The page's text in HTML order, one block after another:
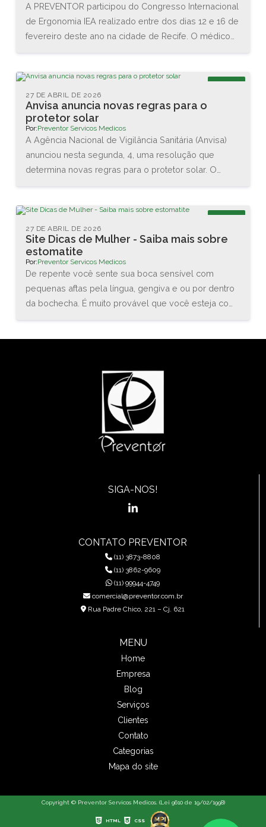
A PREVENTOR participou do Congresso Internacional
de Ergonomia IEA realizado entre dos dias 12 e 16 de
fevereiro deste ano na cidade de Recife. O médico
Maurício, da DCA Ergonomia, e juntos conheceram as
novas tecnologias disponíveis na área. Também
assistiram diversas palestras sobre as interações
entre o homem e o trabalho.
Anvisa anuncia novas regras para o
protetor solar
27 DE ABRIL DE 2026
Por:Preventor Servicos Medicos
A Agência Nacional de Vigilância Sanitária (Anvisa)
anunciou nesta segunda, 4, uma resolução que
determina novas regras para o protetor solar. O
mínimo do Fator de Proteção Solar (FPS), que vai
aumentar de 2 para 6, e na proteção contra os raios
UVA, que agora terá que ser de no mínimo 1/3 do
valor do FPS declarado.
Site Dicas de Mulher - Saiba mais sobre
estomatite
27 DE ABRIL DE 2026
Por:Preventor Servicos Medicos
De repente você sente sua boca sensível com
pequenas aftas pela língua, gengiva e ou por dentro
da bochecha. É muito provável que você esteja com
estruturas da cavidade oral (boca) e orofaringe, que
pode envolver a região das bochechas, gengivas,
língua, lábios, garganta, ou assoalho da boca.”
SIGA-NOS!
CONTATO PREVENTOR
(11) 3873-8808
(11) 3862-9609
(11) 99944-4749
comercial@preventor.com.br
Rua Padre Chico, 221 – Cj. 621
MENU
Home
Empresa
Blog
Serviços
Clientes
Contato
Categorias
Mapa do site
Copyright © Preventor Servicos Medicos. (Lei 9610 de 19/02/1998)
HTML CSS